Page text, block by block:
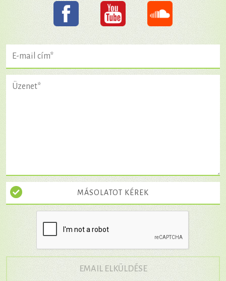
MÁSOLATOT KÉREK
EMAIL ELKÜLDÉSE→